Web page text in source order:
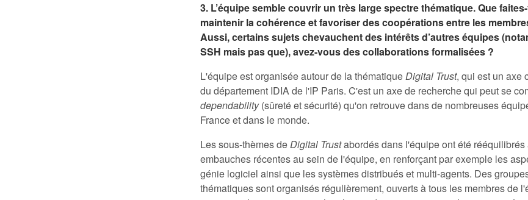
3. L’équipe semble couvrir un très large spectre thématique. Que
maintenir la cohérence et favoriser des coopérations entre les
Aussi, certains sujets chevauchent des intérêts d’autres équipes
SSH mais pas que), avez-vous des collaborations formalisées ?
L'équipe est organisée autour de la thématiqueDigital Trust, qui est un axe
du département IDIA de l'IP Paris. C'est un axe de recherche qui peut se
dependability(sûreté et sécurité) qu'on retrouve dans de nombreuses
France et dans le monde.
Les sous-thèmes deDigital Trustabordés dans l'équipe ont été rééquilibrés
embauches récentes au sein de l'équipe, en renforçant par exemple les
génie logiciel ainsi que les systèmes distribués et multi-agents. Des
thématiques sont organisés régulièrement, ouverts à tous les membres de